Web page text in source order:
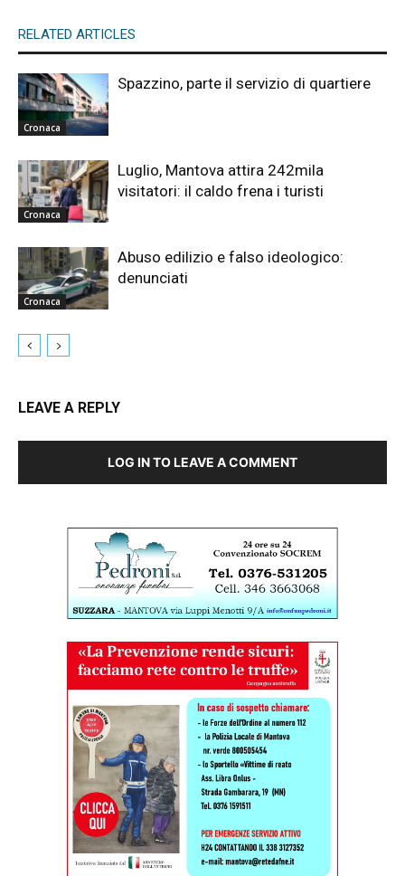
RELATED ARTICLES
Cronaca
Spazzino, parte il servizio di quartiere
Cronaca
Luglio, Mantova attira 242mila
visitatori: il caldo frena i turisti
Cronaca
Abuso edilizio e falso ideologico:
denunciati
LEAVE A REPLY
LOG IN TO LEAVE A COMMENT